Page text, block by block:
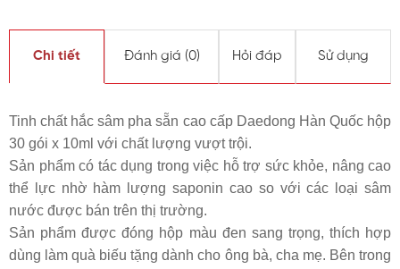
Chi tiết Đánh giá (0) Hỏi đáp Sử dụng
Tinh chất hắc sâm pha sẵn cao cấp Daedong Hàn Quốc hộp
30 gói x 10ml với chất lượng vượt trội.
Sản phẩm có tác dụng trong việc hỗ trợ sức khỏe, nâng cao
thể lực nhờ hàm lượng saponin cao so với các loại sâm
nước được bán trên thị trường.
Sản phẩm được đóng hộp màu đen sang trọng, thích hợp
dùng làm quà biếu tặng dành cho ông bà, cha mẹ. Bên trong